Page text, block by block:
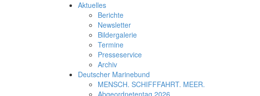
Aktuelles
Berichte
Newsletter
Bildergalerie
Termine
Presseservice
Archiv
Deutscher Marinebund
MENSCH. SCHIFFFAHRT. MEER.
Abgeordnetentag 2026